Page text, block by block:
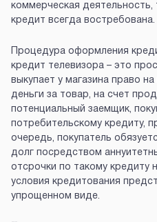
коммерческая деятельность,
кредит всегда востребована.
Процедура оформления
кредит телевизора – это
выкупает у магазина право
деньги за товар, на счет
потенциальный заемщик,
потребительскому кредиту,
очередь, покупатель
долг посредством
отсрочки по такому кредиту
условия кредитования
упрощенном виде.